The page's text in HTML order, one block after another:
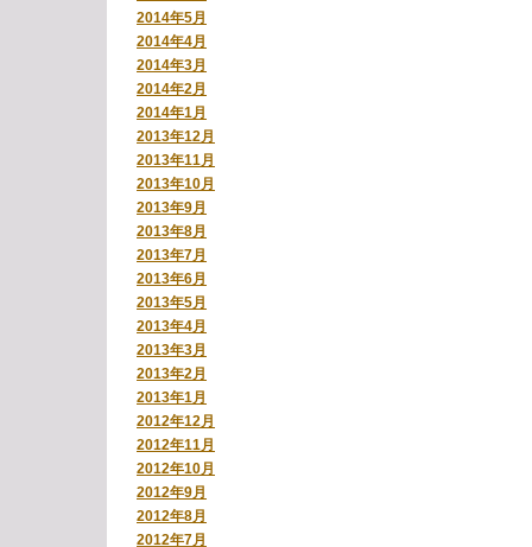
2014年5月
2014年4月
2014年3月
2014年2月
2014年1月
2013年12月
2013年11月
2013年10月
2013年9月
2013年8月
2013年7月
2013年6月
2013年5月
2013年4月
2013年3月
2013年2月
2013年1月
2012年12月
2012年11月
2012年10月
2012年9月
2012年8月
2012年7月